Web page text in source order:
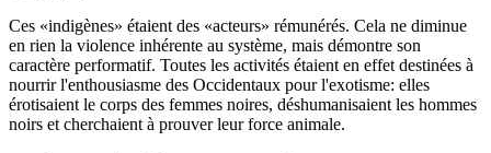
Ces «indigènes» étaient des «acteurs» rémunérés. Cela ne diminue
en rien la violence inhérente au système, mais démontre son
caractère performatif. Toutes les activités étaient en effet destinées à
nourrir l'enthousiasme des Occidentaux pour l'exotisme: elles
érotisaient le corps des femmes noires, déshumanisaient les hommes
noirs et cherchaient à prouver leur force animale.